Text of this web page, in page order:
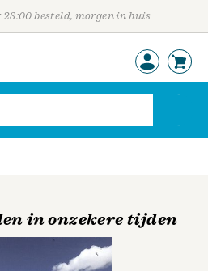
23:00 besteld, morgen in huis
in onzekere tijden